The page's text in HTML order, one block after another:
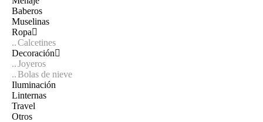
Baberos
Muselinas
Ropa
Calcetines
Decoración
Joyeros
Bolas de nieve
Iluminación
Linternas
Travel
Otros